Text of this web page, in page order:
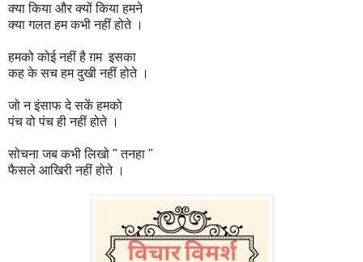
क्या किया और क्यों किया हमने
क्या गलत हम कभी नहीं होते ।
हमको कोई नहीं है ग़म इसका
कह के सच हम दुखी नहीं होते ।
जो न इंसाफ दे सकें हमको
पंच वो पंच ही नहीं होते ।
सोचना जब कभी लिखो " तनहा "
फैसले आखिरी नहीं होते ।